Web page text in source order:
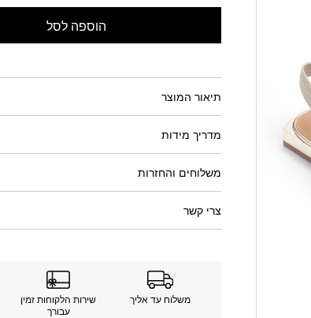
הוספה לסל
תיאור המוצר
מדריך מידות
משלוחים והחזרות
צרי קשר
משלוח עד אליך
שירות הלקוחות זמין
עבורך